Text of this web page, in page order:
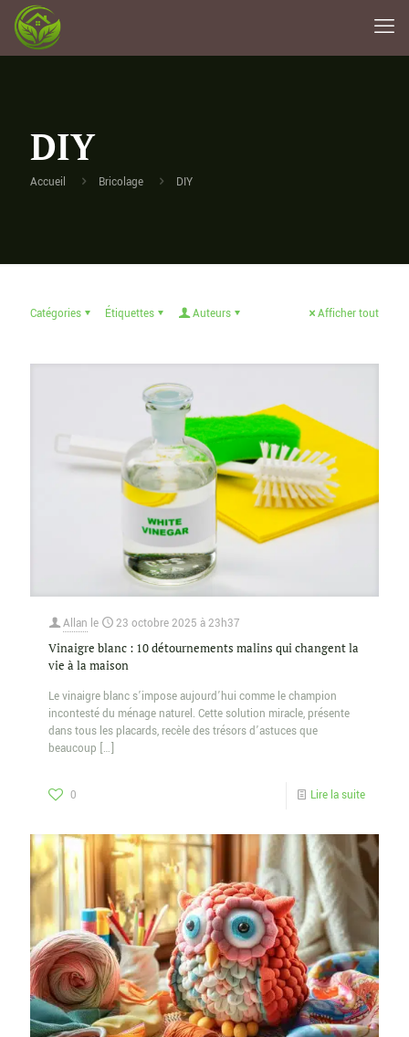
DIY
Accueil Bricolage DIY
Catégories Étiquettes Auteurs Afficher tout
Allan le 23 octobre 2025 à 23h37
Vinaigre blanc : 10 détournements malins qui changent la
vie à la maison
Le vinaigre blanc s’impose aujourd’hui comme le champion
incontesté du ménage naturel. Cette solution miracle, présente
dans tous les placards, recèle des trésors d’astuces que
beaucoup […]
0 Lire la suite